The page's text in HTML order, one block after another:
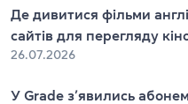
Де дивитися фільми
сайтів для перегляду
26.07.2026
У Grade з’явились